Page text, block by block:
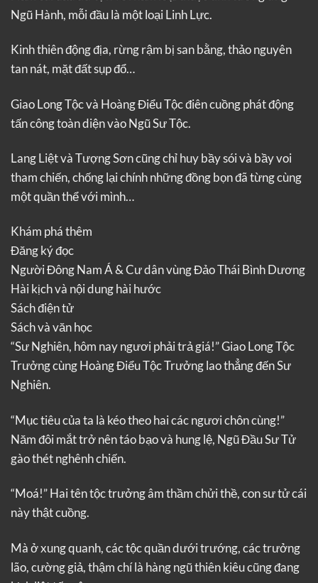
Ngũ Hành, mỗi đầu là một loại Linh Lực.
Kinh thiên động địa, rừng rậm bị san bằng, thảo nguyên
tan nát, mặt đất sụp đổ…
Giao Long Tộc và Hoàng Điểu Tộc điên cuồng phát động
tấn công toàn diện vào Ngũ Sư Tộc.
Lang Liệt và Tượng Sơn cũng chỉ huy bầy sói và bầy voi
tham chiến, chống lại chính những đồng bọn đã từng cùng
một quần thể với mình…
Khám phá thêm
Đăng ký đọc
Người Đông Nam Á & Cư dân vùng Đảo Thái Bình Dương
Hài kịch và nội dung hài hước
Sách điện tử
Sách và văn học
“Sư Nghiên, hôm nay ngươi phải trả giá!” Giao Long Tộc
Trưởng cùng Hoàng Điểu Tộc Trưởng lao thẳng đến Sư
Nghiên.
“Mục tiêu của ta là kéo theo hai các ngươi chôn cùng!”
Năm đôi mắt trở nên táo bạo và hung lệ, Ngũ Đầu Sư Tử
gào thét nghênh chiến.
“Moá!” Hai tên tộc trưởng âm thầm chửi thề, con sư tử cái
này thật cuồng.
Mà ở xung quanh, các tộc quần dưới trướng, các trưởng
lão, cường giả, thậm chí là hàng ngũ thiên kiêu cũng đang